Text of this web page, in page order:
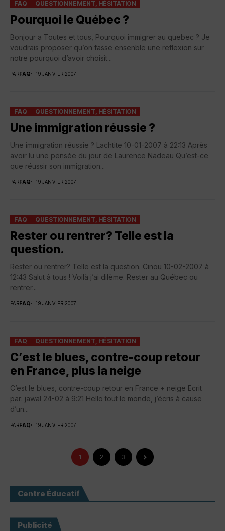
FAQ QUESTIONNEMENT, HÉSITATION
Pourquoi le Québec ?
Bonjour a Toutes et tous, Pourquoi immigrer au quebec ? Je
voudrais proposer qu’on fasse ensenble une reflexion sur
notre pourquoi d’avoir choisit...
PARFAQ 19 JANVIER 2007
FAQ QUESTIONNEMENT, HÉSITATION
Une immigration réussie ?
Une immigration réussie ? Lachtite 10-01-2007 à 22:13 Après
avoir lu une pensée du jour de Laurence Nadeau Qu’est-ce
que réussir son immigration...
PARFAQ 19 JANVIER 2007
FAQ QUESTIONNEMENT, HÉSITATION
Rester ou rentrer? Telle est la
question.
Rester ou rentrer? Telle est la question. Cinou 10-02-2007 à
12:43 Salut à tous ! Voilà j’ai dilème. Rester au Québec ou
rentrer...
PARFAQ 19 JANVIER 2007
FAQ QUESTIONNEMENT, HÉSITATION
C’est le blues, contre-coup retour
en France, plus la neige
C’est le blues, contre-coup retour en France + neige Ecrit
par: jawal 24-02 à 9:21 Hello tout le monde, j’écris à cause
d’un...
PARFAQ 19 JANVIER 2007
1 2 3
Centre Éducatif
Publicité